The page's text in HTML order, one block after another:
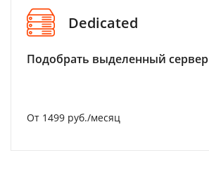
Dedicated
Подобрать выделенный сервер
От 1499 руб./месяц